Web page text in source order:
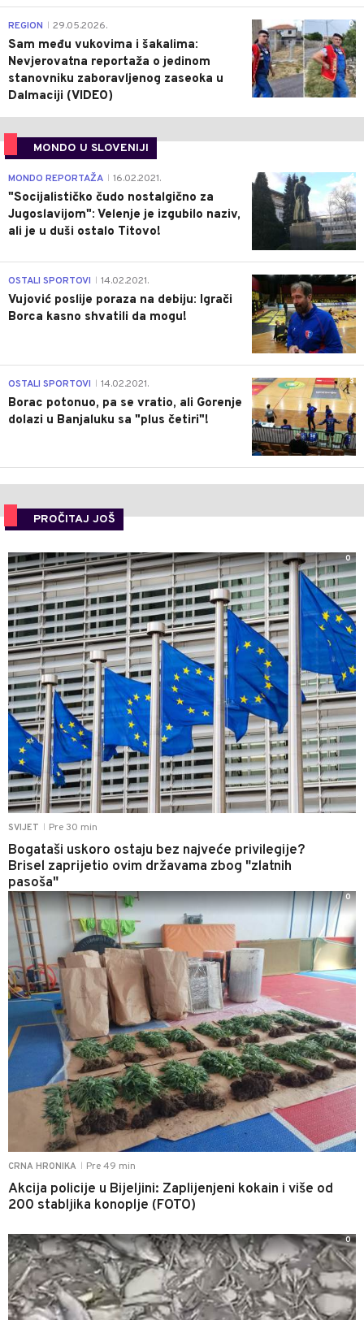
0
REGION 29.05.2026.
Sam među vukovima i šakalima:
Nevjerovatna reportaža o jedinom
stanovniku zaboravljenog zaseoka u
Dalmaciji (VIDEO)
MONDO U SLOVENIJI
4
MONDO REPORTAŽA 16.02.2021.
"Socijalističko čudo nostalgično za
Jugoslavijom": Velenje je izgubilo naziv,
ali je u duši ostalo Titovo!
1
OSTALI SPORTOVI 14.02.2021.
Vujović poslije poraza na debiju: Igrači
Borca kasno shvatili da mogu!
3
OSTALI SPORTOVI 14.02.2021.
Borac potonuo, pa se vratio, ali Gorenje
dolazi u Banjaluku sa "plus četiri"!
PROČITAJ JOŠ
SVIJET Pre 30 min
Bogataši uskoro ostaju bez najveće privilegije?
Brisel zaprijetio ovim državama zbog "zlatnih
pasoša"
0
CRNA HRONIKA Pre 49 min
Akcija policije u Bijeljini: Zaplijenjeni kokain i više od
200 stabljika konoplje (FOTO)
0
0